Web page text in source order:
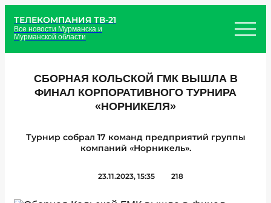
ТЕЛЕКОМПАНИЯ ТВ-21
Все новости Мурманска и
Мурманской области
СБОРНАЯ КОЛЬСКОЙ ГМК ВЫШЛА В
ФИНАЛ КОРПОРАТИВНОГО ТУРНИРА
«НОРНИКЕЛЯ»
Турнир собрал 17 команд предприятий группы
компаний «Норникель».
23.11.2023, 15:35 218